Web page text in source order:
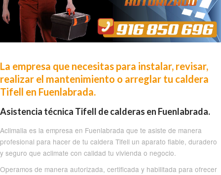
La empresa que necesitas para instalar, revisar,
realizar el mantenimiento o arreglar tu caldera
Tifell en Fuenlabrada.
Asistencia técnica Tifell de calderas en Fuenlabrada.
Aclimalia es la empresa en Fuenlabrada que te asiste de manera
profesional para hacer de tu caldera Tifell un aparato fiable, duradero
y seguro que aclimate con calidad tu vivienda o negocio.
Operamos de manera autorizada, certificada y habilitada para ofrecer